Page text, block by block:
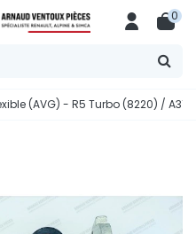
0
(AVG) - R5 Turbo (8220) /